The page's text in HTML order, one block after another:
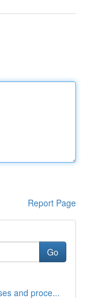
Report Page
Go
and proce...